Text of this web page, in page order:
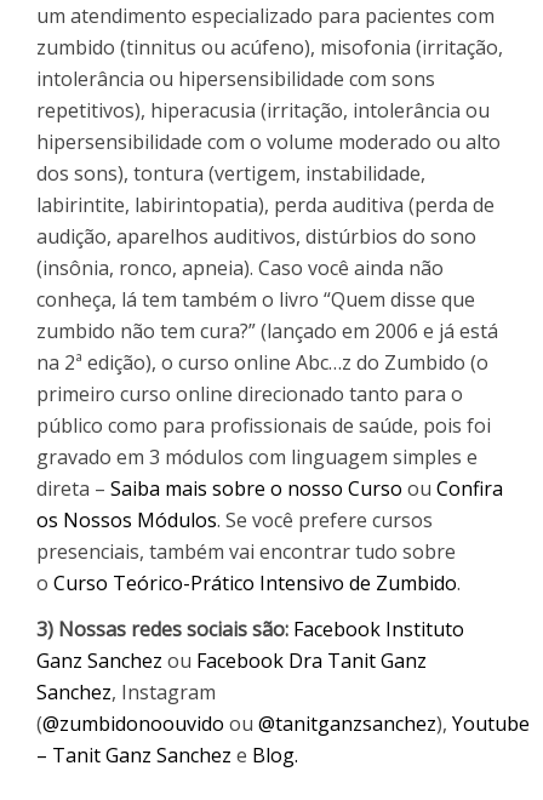
um atendimento especializado para pacientes com
zumbido (tinnitus ou acúfeno), misofonia (irritação,
intolerância ou hipersensibilidade com sons
repetitivos), hiperacusia (irritação, intolerância ou
hipersensibilidade com o volume moderado ou alto
dos sons), tontura (vertigem, instabilidade,
labirintite, labirintopatia), perda auditiva (perda de
audição, aparelhos auditivos, distúrbios do sono
(insônia, ronco, apneia). Caso você ainda não
conheça, lá tem também o livro “Quem disse que
zumbido não tem cura?” (lançado em 2006 e já está
na 2ª edição), o curso online Abc…z do Zumbido (o
primeiro curso online direcionado tanto para o
público como para profissionais de saúde, pois foi
gravado em 3 módulos com linguagem simples e
direta – Saiba mais sobre o nosso Curso ou Confira
os Nossos Módulos. Se você prefere cursos
presenciais, também vai encontrar tudo sobre
o Curso Teórico-Prático Intensivo de Zumbido.
3) Nossas redes sociais são: Facebook Instituto
Ganz Sanchez ou Facebook Dra Tanit Ganz
Sanchez, Instagram
(@zumbidonoouvido ou @tanitganzsanchez), Youtube
– Tanit Ganz Sanchez e Blog.